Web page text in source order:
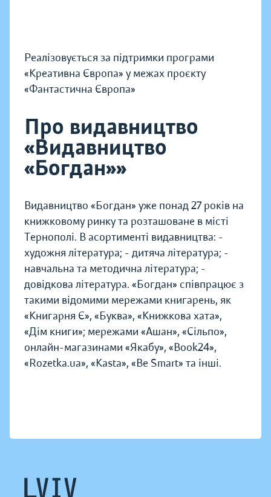
Реалізовується за підтримки програми
«Креативна Європа» у межах проєкту
«Фантастична Європа»
Про видавництво
«Видавництво
«Богдан»»
Видавництво «Богдан» уже понад 27 років на
книжковому ринку та розташоване в місті
Тернополі. В асортименті видавництва: -
художня література; - дитяча література; -
навчальна та методична література; -
довідкова література. «Богдан» співпрацює з
такими відомими мережами книгарень, як
«Книгарня Є», «Буква», «Книжкова хата»,
«Дім книги»; мережами «Ашан», «Сільпо»,
онлайн-магазинами «Якабу», «Book24»,
«Rozetka.ua», «Kasta», «Be Smart» та інші.